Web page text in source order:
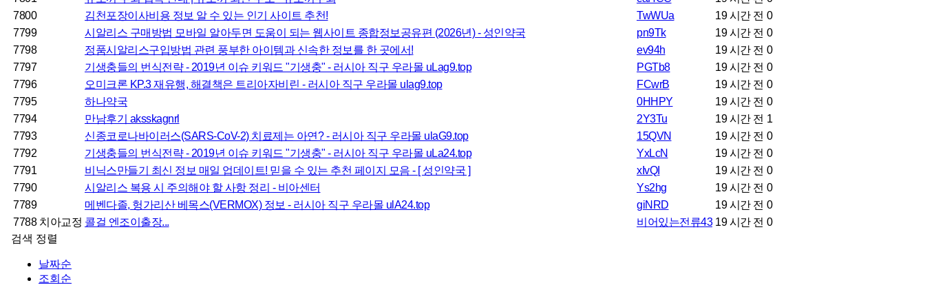
7800
김천포장이사비용 정보 알 수 있는 인기 사이트 추천! TwWUa 19 시간 전 0
7799
시알리스 구매방법 모바일 알아두면 도움이 되는 웹사이트 종합정보공유편 (2026년) - 성인약국 pn9Tk 19 시간 전 0
7798
정품시알리스구입방법 관련 풍부한 아이템과 신속한 정보를 한 곳에서! ev94h 19 시간 전 0
7797
기생충들의 번식전략 - 2019년 이슈 키워드 "기생충" - 러시아 직구 우라몰 uLag9.top PGTb8 19 시간 전 0
7796
오미크론 KP.3 재유행, 해결책은 트리아자비린 - 러시아 직구 우라몰 ulag9.top FCwrB 19 시간 전 0
7795
하나약국 0HHPY 19 시간 전 0
7794
만남후기 aksskagnrl 2Y3Tu 19 시간 전 1
7793
신종코로나바이러스(SARS-CoV-2) 치료제는 아연? - 러시아 직구 우라몰 ulaG9.top 15QVN 19 시간 전 0
7792
기생충들의 번식전략 - 2019년 이슈 키워드 "기생충" - 러시아 직구 우라몰 uLa24.top YxLcN 19 시간 전 0
7791
비닉스만들기 최신 정보 매일 업데이트! 믿을 수 있는 추천 페이지 모음 - [ 성인약국 ] xIvQI 19 시간 전 0
7790
시알리스 복용 시 주의해야 할 사항 정리 - 비아센터 Ys2hg 19 시간 전 0
7789
메벤다졸, 헝가리산 베목스(VERMOX) 정보 - 러시아 직구 우라몰 ulA24.top giNRD 19 시간 전 0
7788 치아교정 콜걸 엔조이출장... 비어있는전류43 19 시간 전 0
검색 정렬
날짜순
조회순